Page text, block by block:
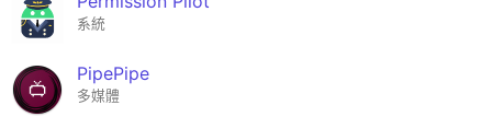
系統
PipePipe
多媒體